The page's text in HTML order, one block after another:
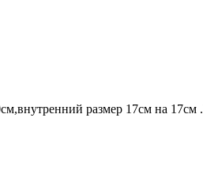
размер 17см на